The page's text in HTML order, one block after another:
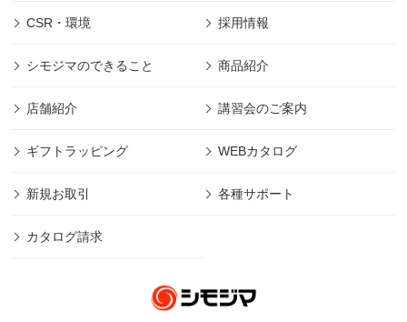
CSR・環境 採用情報
シモジマのできること 商品紹介
店舗紹介 講習会のご案内
ギフトラッピング WEBカタログ
新規お取引 各種サポート
カタログ請求